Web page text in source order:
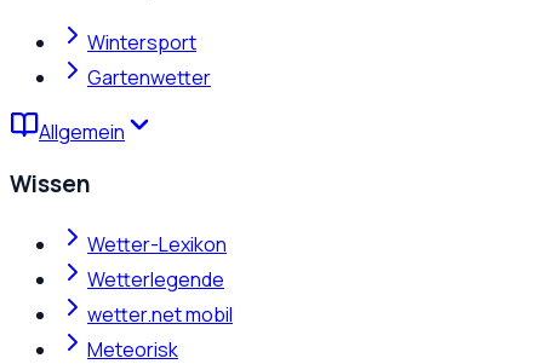
Wintersport
Gartenwetter
Allgemein
Wissen
Wetter-Lexikon
Wetterlegende
wetter.net mobil
Meteorisk